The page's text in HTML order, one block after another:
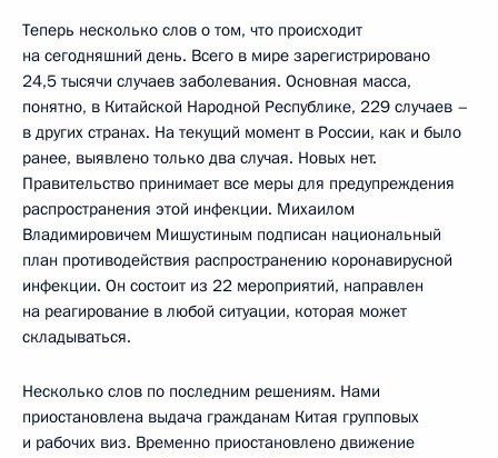
Теперь несколько слов о том, что происходит
на сегодняшний день. Всего в мире зарегистрировано
24,5 тысячи случаев заболевания. Основная масса,
понятно, в Китайской Народной Республике, 229 случаев –
в других странах. На текущий момент в России, как и было
ранее, выявлено только два случая. Новых нет.
Правительство принимает все меры для предупреждения
распространения этой инфекции. Михаилом
Владимировичем Мишустиным подписан национальный
план противодействия распространению коронавирусной
инфекции. Он состоит из 22 мероприятий, направлен
на реагирование в любой ситуации, которая может
складываться.
Несколько слов по последним решениям. Нами
приостановлена выдача гражданам Китая групповых
и рабочих виз. Временно приостановлено движение